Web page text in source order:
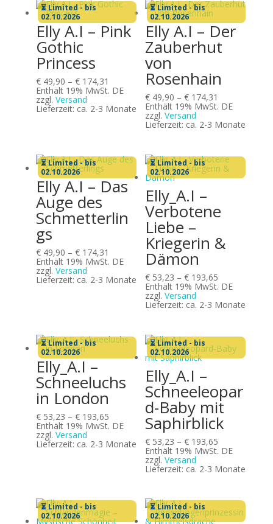
⏳ Limited - bis
02.10.2026
Elly A.I – Pink
Gothic
Princess
€49,90 – €174,31 Preisspanne:
€ 49,90
€ 174,31
Enthält 19% MwSt. DE
zzgl. Versand
Lieferzeit: ca. 2-3 Monate
⏳ Limited - bis
02.10.2026
Elly A.I – Der
Zauberhut
von
Rosenhain
€49,90 – €174,31
€ 49,90
€ 174,31
Enthält 19% MwSt. DE
zzgl. Versand
Lieferzeit: ca. 2-3 Monate
⏳ Limited - bis
02.10.2026
Elly A.I – Das
Auge des
Schmetterlin
gs
€49,90 – €174,31 Preisspanne:
€ 49,90
€ 174,31
Enthält 19% MwSt. DE
zzgl. Versand
Lieferzeit: ca. 2-3 Monate
⏳ Limited - bis
02.10.2026
Elly_A.I –
Verbotene
Liebe –
Kriegerin &
Dämon
€53,23 – €193,65Preisspanne:
€ 53,23
€ 193,65
Enthält 19% MwSt. DE
zzgl. Versand
Lieferzeit: ca. 2-3 Monate
⏳ Limited - bis
02.10.2026
Elly_A.I –
Schneeluchs
in London
€53,23 – €193,65Preisspanne:
€ 53,23
€ 193,65
Enthält 19% MwSt. DE
zzgl. Versand
Lieferzeit: ca. 2-3 Monate
⏳ Limited - bis
02.10.2026
Elly_A.I –
Schneeleopar
d-Baby mit
Saphirblick
€53,23 – €193,65Preisspanne:
€ 53,23
€ 193,65
Enthält 19% MwSt. DE
zzgl. Versand
Lieferzeit: ca. 2-3 Monate
⏳ Limited - bis
02.10.2026
⏳ Limited - bis
02.10.2026